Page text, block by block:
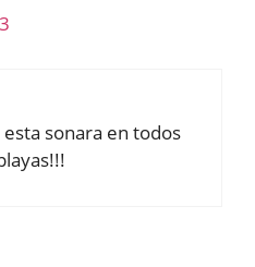
sonara en todos